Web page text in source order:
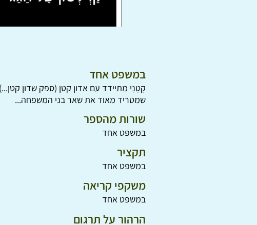
קָטָנִי מתיידד עם אדון קטן (ספק שדון
שמטריד מאוד את שאר בני המשפחה...
במשפט אחד
במשפט אחד
שורות מהספר
במשפט אחד
תקציר
במשפט אחד
משקפי קריאה
הרהור על תרגום